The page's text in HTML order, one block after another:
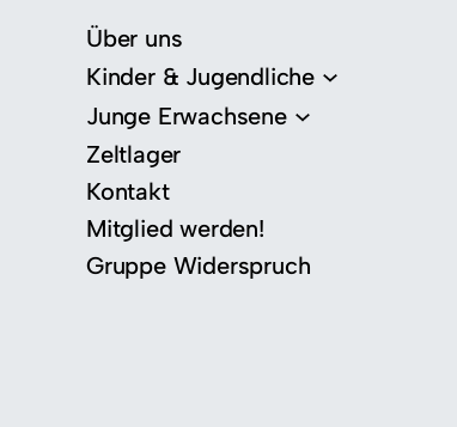
Über uns
Kinder & Jugendliche
Junge Erwachsene
Zeltlager
Kontakt
Mitglied werden!
Gruppe Widerspruch